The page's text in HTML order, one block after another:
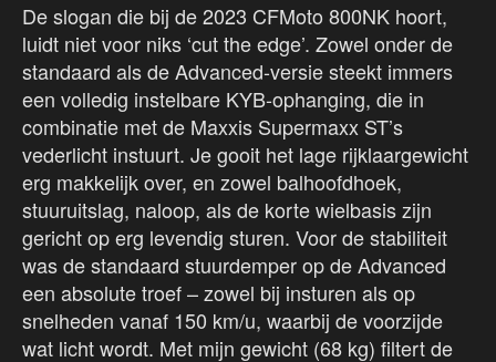
De slogan die bij de 2023 CFMoto 800NK hoort,
luidt niet voor niks ‘cut the edge’. Zowel onder de
standaard als de Advanced-versie steekt immers
een volledig instelbare KYB-ophanging, die in
combinatie met de Maxxis Supermaxx ST’s
vederlicht instuurt. Je gooit het lage rijklaargewicht
erg makkelijk over, en zowel balhoofdhoek,
stuuruitslag, naloop, als de korte wielbasis zijn
gericht op erg levendig sturen. Voor de stabiliteit
was de standaard stuurdemper op de Advanced
een absolute troef – zowel bij insturen als op
snelheden vanaf 150 km/u, waarbij de voorzijde
wat licht wordt. Met mijn gewicht (68 kg) filtert de